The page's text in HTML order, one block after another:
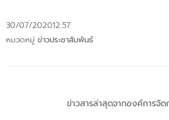
30/07/202012:57
หมวดหมู่ ข่าวประชาสัมพันธ์
ข่าวสารล่าสุดจากองค์การจัด